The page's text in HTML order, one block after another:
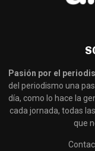
Pasión por el
del periodismo una
día, como lo hace la
cada jornada, todas
que